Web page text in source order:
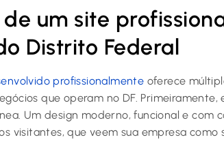
um site
Distrito Federal
profissionalmente oferece
que operam no DF. Primeiramente,
Um design moderno, funcional e com
visitantes, que veem sua empresa como